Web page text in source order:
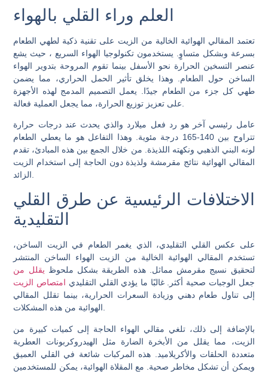
العلم وراء القلي بالهواء
تعتمد المقالي الهوائية الخالية من الزيت على تقنية ذكية لطهي الطعام
بسرعة وبشكل متساوٍ. يستخدمونتكنولوجيا الهواء السريع ، حيث يشع
عنصر التسخين الحرارة نحو الأسفل بينما تقوم المروحة بتدوير الهواء
الساخن حول الطعام. وهذا يخلق تأثير الحمل الحراري، مما يضمن
طهي كل جزء من الطعام جيدًا. يعمل التصميم المدمج لهذه الأجهزة
عامل رئيسي آخر هو رد فعل ميلارد والذي يحدث عند درجات حرارة
تتراوح بين 140-165 درجة مئوية. وهذا التفاعل هو ما يعطي الطعام
لونه البني الذهبي ونكهته اللذيذة. من خلال الجمع بين هذه المبادئ، تقدم
المقالي الهوائية نتائج مقرمشة ولذيذة دون الحاجة إلى استخدام الزيت
الاختلافات الرئيسية عن طرق القلي
التقليدية
على عكس القلي التقليدي، الذي يغمر الطعام في الزيت الساخن،
تستخدم المقالي الهوائية الخالية من الزيت الهواء الساخن المنتشر
لتحقيق نسيج مقرمش مماثل. هذه الطريقة بشكل ملحوظ يقلل من
إلى تناول طعام دهني وزيادة السعرات الحرارية، بينما تقلل المقالي
الهوائية من هذه المشكلات.
بالإضافة إلى ذلك، تلغي مقالي الهواء الحاجة إلى كميات كبيرة من
الزيت، مما يقلل من الأبخرة الضارة مثل الهيدروكربونات العطرية
متعددة الحلقات والأكريلاميد. هذه المركبات شائعة في القلي العميق
ويمكن أن تشكل مخاطر صحية. مع المقلاة الهوائية، يمكن للمستخدمين